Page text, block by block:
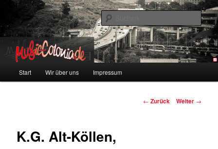
wechseln
music-colonia
Colonia und Musik!
Start Wir über uns Impressum
Beitragsnavigation
← Zurück Weiter →
K.G. Alt-Köllen,